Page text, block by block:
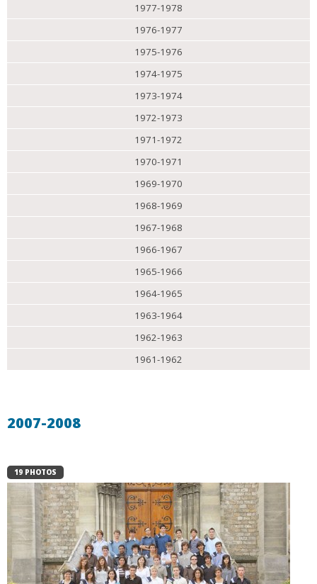
1977-1978
1976-1977
1975-1976
1974-1975
1973-1974
1972-1973
1971-1972
1970-1971
1969-1970
1968-1969
1967-1968
1966-1967
1965-1966
1964-1965
1963-1964
1962-1963
1961-1962
2007-2008
19 PHOTOS